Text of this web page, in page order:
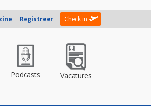
Registreer Check in
Podcasts Vacatures